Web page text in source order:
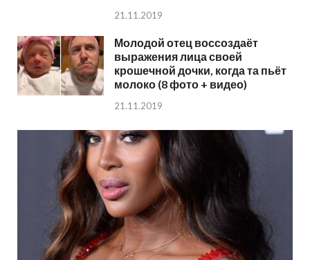
21.11.2019
Молодой отец воссоздаёт
выражения лица своей
крошечной дочки, когда та пьёт
молоко (8 фото + видео)
21.11.2019